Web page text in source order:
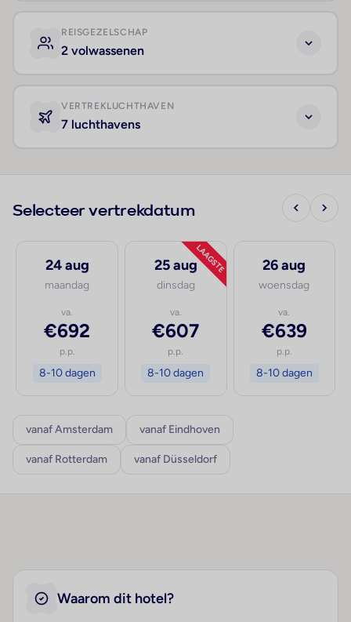
REISGEZELSCHAP
2 volwassenen
VERTREKLUCHTHAVEN
7 luchthavens
Selecteer vertrekdatum
24 aug
maandag
va.
€692
p.p.
8-10 dagen
LAAGSTE
25 aug
dinsdag
va.
€607
p.p.
8-10 dagen
26 aug
woensdag
va.
€639
p.p.
8-10 dagen
vanaf Amsterdam vanaf Eindhoven
vanaf Rotterdam vanaf Düsseldorf
Waarom dit hotel?